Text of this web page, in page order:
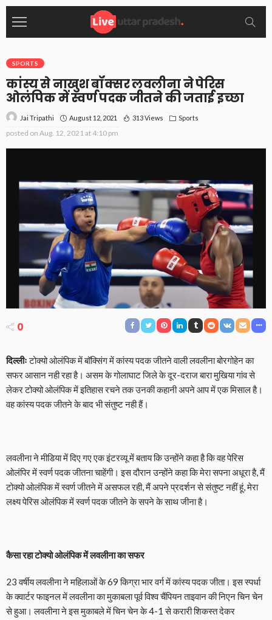
SPORTS
कांस्य से नाखुश बॉक्सर लवलीना ने पेरिस
ओलंपिक में स्वर्ण पदक जीतने की जताई इच्छा
Jai Tripathi August 12, 2021 313 Views Sports
posted on Aug. 12, 2021 at 4:10 pm
0
दिल्लीःटोक्यो ओलंपिक में बॉक्सिंग में कांस्य पदक जीतने वाली लवलीना बोरगोहेन का
सफर आसान नही रहा है। असम के गोलाघाट जिले के दूर-दराज बारा मुखिया गांव से
लेकर टोक्यो ओलंपिक में इतिहास रचने तक उनकी कहानी अपने आप में एक मिसाल है।
वह कांस्य पदक जीतने के बाद भी संतुष्ट नही हैं।
लवलीना ने मीडिया में दिए गए एक इंटरव्यू में बताय कि उन्होंने कहा है कि वह पेरिस
ओलंपिर में स्वर्ण पदक जीतना चाहेंगी। इस दौरान उन्होंने कहा कि मेरा सपना अधूरा है, मैं
टोक्यो ओलंपिक में स्वर्ण जीतने में असफल रही, मैं अपने प्रदर्शन से संतुष्ट नहीं हूं, मेरा
लक्ष्य पेरिस ओलंपिक में स्वर्ण पदक जीतने के सपने के साथ जीना है।
कैसा रहा टोक्यो ओलंपिक में लवलीना का सफर
23 वर्षीय लवलीना ने महिलाओं के 69 किग्रा भार वर्ग में कांस्य पदक जीता। इस स्पर्धा
के क्वार्टर फाइनल में लवलीना का मुकाबला पूर्व विश्व चैंपियन ताइवान की निएन चिन चेन
से हुआ। लवलीना ने इस मुकाबले में चिन चेन के 4-1 से करारी शिकस्त देकर